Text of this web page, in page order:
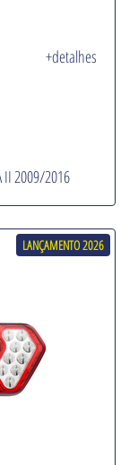
+detalhes
II 2009/2016
LANÇAMENTO 2026